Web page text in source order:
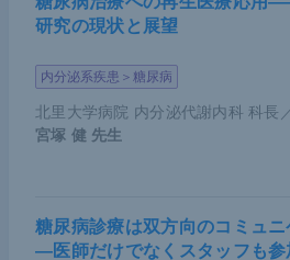
研究の現状と展望
内分泌系疾患＞糖尿病
北里大学病院 内分泌代謝内科 科長
宮塚 健 先生
糖尿病診療は双方向のコミュ
―医師だけでなくスタッフも参